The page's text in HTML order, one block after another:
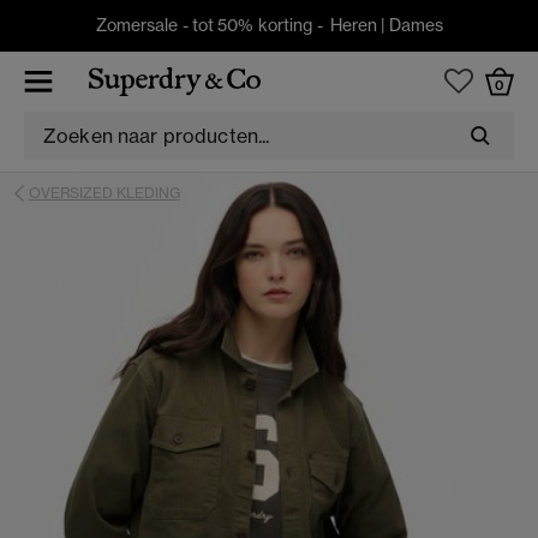
Zomersale - tot 50% korting - Heren | Dames
0
OVERSIZED KLEDING